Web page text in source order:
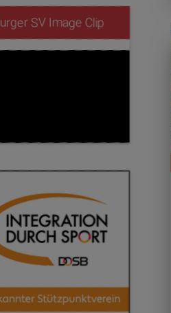
SV Image Clip